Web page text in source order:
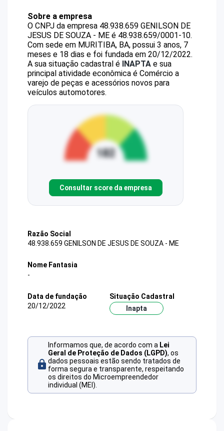
Sobre a empresa
O CNPJ da empresa 48.938.659 GENILSON DE
JESUS DE SOUZA - ME é 48.938.659/0001-10.
Com sede em MURITIBA, BA, possui 3 anos, 7
meses e 18 dias e foi fundada em 20/12/2022.
A sua situação cadastral é INAPTA e sua
principal atividade econômica é Comércio a
varejo de peças e acessórios novos para
veículos automotores.
Consultar score da empresa
Razão Social
48.938.659 GENILSON DE JESUS DE SOUZA - ME
Nome Fantasia
-
Data de fundação
20/12/2022
Situação Cadastral
Inapta
Informamos que, de acordo com a Lei
Geral de Proteção de Dados (LGPD), os
dados pessoais estão sendo tratados de
forma segura e transparente, respeitando
os direitos do Microempreendedor
individual (MEI).